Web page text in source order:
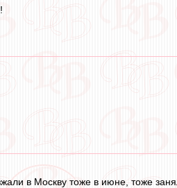
в Москву тоже в июне, тоже